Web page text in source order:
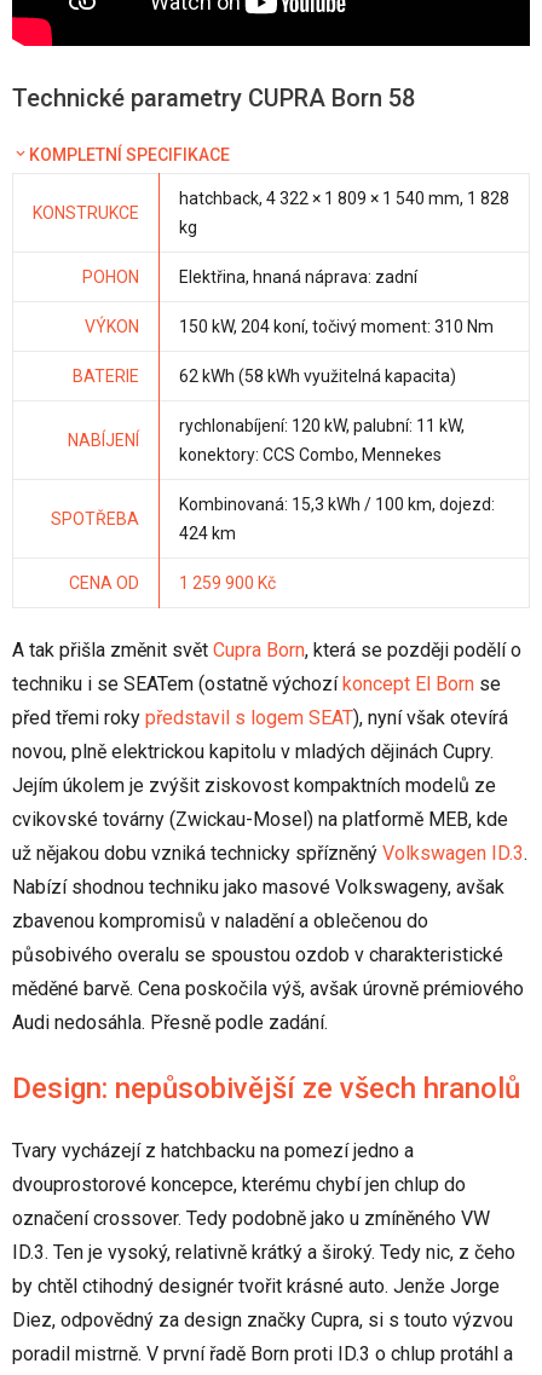
Technické parametry CUPRA Born 58
KOMPLETNÍ SPECIFIKACE
KONSTRUKCE
hatchback, 4 322 × 1 809 × 1 540 mm, 1 828
kg
POHON Elektřina, hnaná náprava: zadní
VÝKON 150 kW, 204 koní, točivý moment: 310 Nm
BATERIE 62 kWh (58 kWh využitelná kapacita)
NABÍJENÍ
rychlonabíjení: 120 kW, palubní: 11 kW,
konektory: CCS Combo, Mennekes
SPOTŘEBA
Kombinovaná: 15,3 kWh / 100 km, dojezd:
424 km
CENA OD 1 259 900 Kč
A tak přišla změnit svět Cupra Born, která se později podělí o
techniku i se SEATem (ostatně výchozí koncept El Born se
před třemi roky představil s logem SEAT), nyní však otevírá
novou, plně elektrickou kapitolu v mladých dějinách Cupry.
Jejím úkolem je zvýšit ziskovost kompaktních modelů ze
cvikovské továrny (Zwickau-Mosel) na platformě MEB, kde
už nějakou dobu vzniká technicky spřízněný Volkswagen ID.3.
Nabízí shodnou techniku jako masové Volkswageny, avšak
zbavenou kompromisů v naladění a oblečenou do
působivého overalu se spoustou ozdob v charakteristické
měděné barvě. Cena poskočila výš, avšak úrovně prémiového
Audi nedosáhla. Přesně podle zadání.
Design: nepůsobivější ze všech hranolů
Tvary vycházejí z hatchbacku na pomezí jedno a
dvouprostorové koncepce, kterému chybí jen chlup do
označení crossover. Tedy podobně jako u zmíněného VW
ID.3. Ten je vysoký, relativně krátký a široký. Tedy nic, z čeho
by chtěl ctihodný designér tvořit krásné auto. Jenže Jorge
Diez, odpovědný za design značky Cupra, si s touto výzvou
poradil mistrně. V první řadě Born proti ID.3 o chlup protáhl a